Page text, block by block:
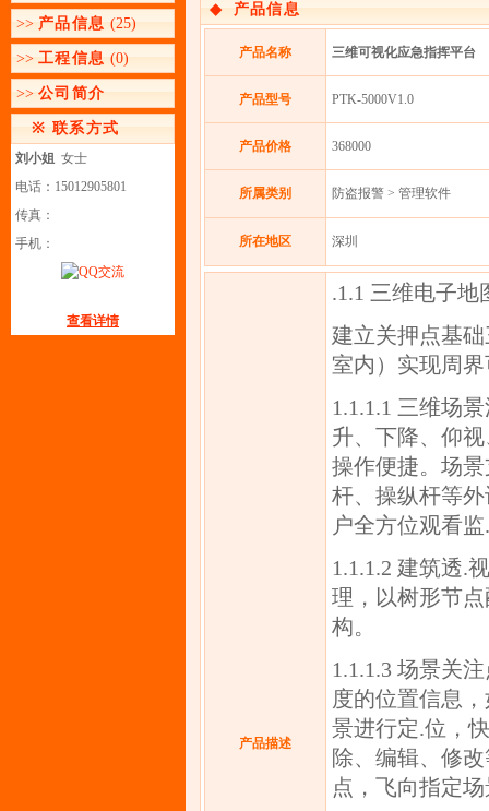
>> 产品信息 (25)
>> 工程信息 (0)
>>公司简介
※联系方式
刘小姐 女士
电话：15012905801
传真：
手机：
查看详情
◆ 产品信息
产品名称 三维可视化应急指挥平台
产品型号 PTK-5000V1.0
产品价格 368000
所属类别 防盗报警 > 管理软件
所在地区 深圳
产品描述
.1.1 三维电子地
建立关押点基
室内）实现周
1.1.1.1 三维场
升、下降、仰
操作便捷。场
杆、操纵杆等
户全方位观看
1.1.1.2 建筑透.
理，以树形节
构。
1.1.1.3 场景关
度的位置信息
景进行定.位，
除、编辑、修
点，飞向指定